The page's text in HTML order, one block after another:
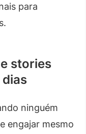
para
stories
ninguém
engajar mesmo